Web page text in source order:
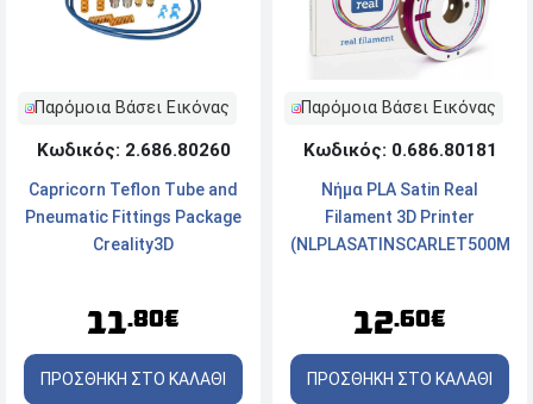
Παρόμοια Βάσει Εικόνας
Κωδικός: 2.686.80260
Capricorn Teflon Tube and
Pneumatic Fittings Package
Creality3D
11.80€
ΠΡΟΣΘΗΚΗ ΣΤΟ ΚΑΛΑΘΙ
Παρόμοια Βάσει Εικόνας
Κωδικός: 0.686.80181
Νήμα PLA Satin Real
Filament 3D Printer
12.60€
ΠΡΟΣΘΗΚΗ ΣΤΟ ΚΑΛΑΘΙ